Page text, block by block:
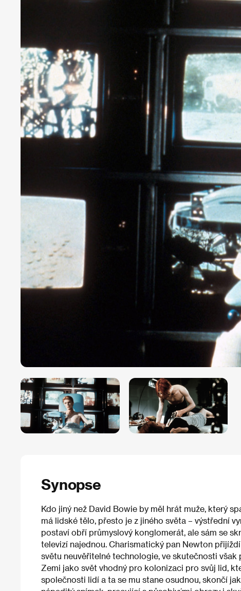
Synopse
Kdo jiný než David Bowie by měl hrát muže, který
má lidské tělo, přesto je z jiného světa – výstřední
postaví obří průmyslový konglomerát, ale sám se
televizí najednou. Charismatický pan Newton
světu neuvěřitelné technologie, ve skutečnosti
Zemi jako svět vhodný pro kolonizaci pro svůj lid,
společnosti lidí a ta se mu stane osudnou, skončí